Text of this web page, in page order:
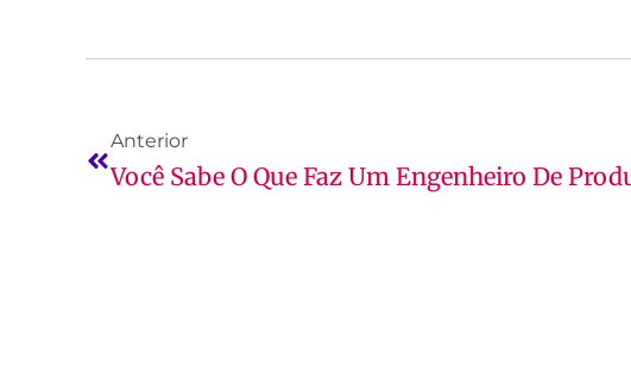
Anterior
Você Sabe O Que Faz Um Engenheiro De